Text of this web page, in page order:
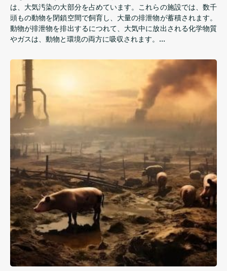
は、大気汚染の大部分を占めています。これらの施設では、数千
頭もの動物を閉鎖空間で飼育し、大量の排泄物が蓄積されます。
動物が排泄物を排出するにつれて、大気中に放出される化学物質
やガスは、動物と環境の両方に吸収されます。…